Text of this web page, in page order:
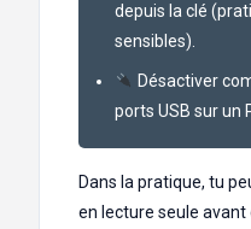
depuis la clé
sensibles).
Désactiver
ports USB sur un
Dans la pratique, tu
en lecture seule avant